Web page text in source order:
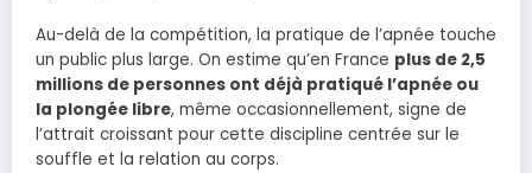
Au-delà de la compétition, la pratique de l’apnée touche
un public plus large. On estime qu’en France plus de 2,5
millions de personnes ont déjà pratiqué l’apnée ou
la plongée libre, même occasionnellement, signe de
l’attrait croissant pour cette discipline centrée sur le
souffle et la relation au corps.